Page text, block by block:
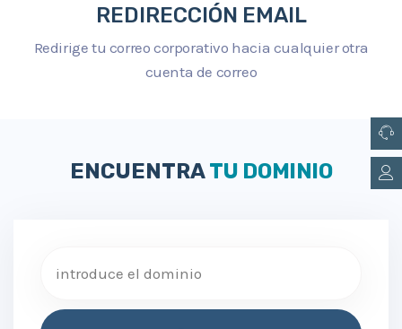
REDIRECCIÓN EMAIL
Redirige tu correo corporativo hacia cualquier otra
cuenta de correo
ENCUENTRATU DOMINIO